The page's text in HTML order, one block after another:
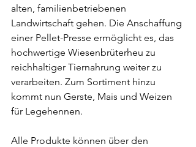
alten, familienbetriebenen
Landwirtschaft gehen. Die Anschaffung
einer Pellet-Presse ermöglicht es, das
hochwertige Wiesenbrüterheu zu
reichhaltiger Tiernahrung weiter zu
verarbeiten. Zum Sortiment hinzu
kommt nun Gerste, Mais und Weizen
für Legehennen.
Alle Produkte können über den